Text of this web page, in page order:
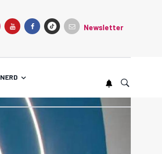
Newsletter
NERD